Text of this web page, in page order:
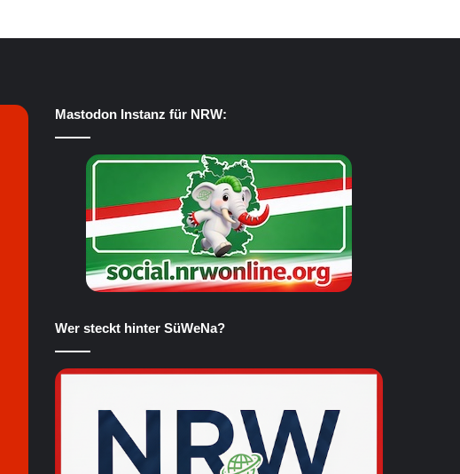
Mastodon Instanz für NRW:
Wer steckt hinter SüWeNa?